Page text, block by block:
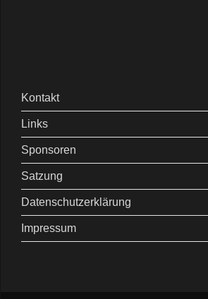
Kontakt
Links
Sponsoren
Satzung
Datenschutzerklärung
Impressum